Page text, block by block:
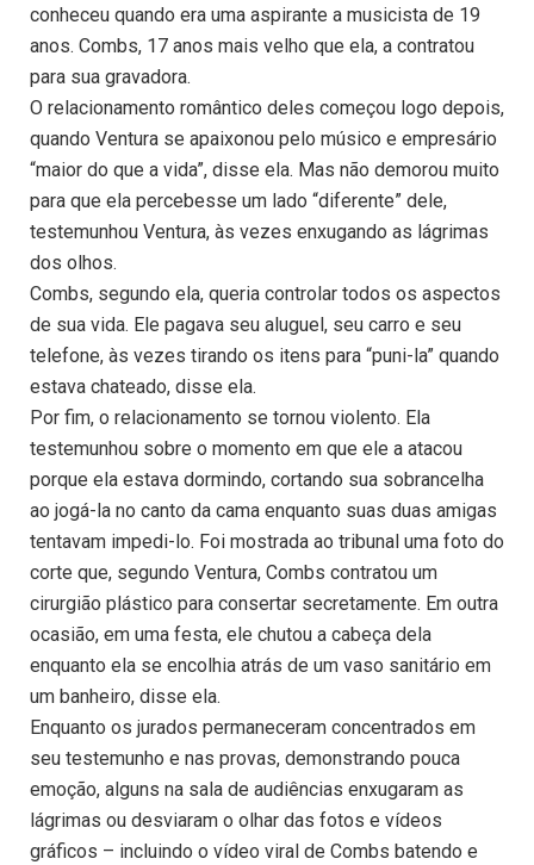
conheceu quando era uma aspirante a musicista de 19
anos. Combs, 17 anos mais velho que ela, a contratou
para sua gravadora.
O relacionamento romântico deles começou logo depois,
quando Ventura se apaixonou pelo músico e empresário
“maior do que a vida”, disse ela. Mas não demorou muito
para que ela percebesse um lado “diferente” dele,
testemunhou Ventura, às vezes enxugando as lágrimas
dos olhos.
Combs, segundo ela, queria controlar todos os aspectos
de sua vida. Ele pagava seu aluguel, seu carro e seu
telefone, às vezes tirando os itens para “puni-la” quando
estava chateado, disse ela.
Por fim, o relacionamento se tornou violento. Ela
testemunhou sobre o momento em que ele a atacou
porque ela estava dormindo, cortando sua sobrancelha
ao jogá-la no canto da cama enquanto suas duas amigas
tentavam impedi-lo. Foi mostrada ao tribunal uma foto do
corte que, segundo Ventura, Combs contratou um
cirurgião plástico para consertar secretamente. Em outra
ocasião, em uma festa, ele chutou a cabeça dela
enquanto ela se encolhia atrás de um vaso sanitário em
um banheiro, disse ela.
Enquanto os jurados permaneceram concentrados em
seu testemunho e nas provas, demonstrando pouca
emoção, alguns na sala de audiências enxugaram as
lágrimas ou desviaram o olhar das fotos e vídeos
gráficos – incluindo o vídeo viral de Combs batendo e